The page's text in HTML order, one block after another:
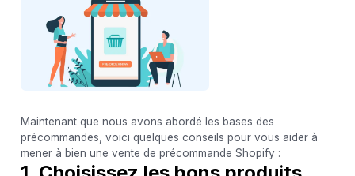
Maintenant que nous avons abordé les bases des
précommandes, voici quelques conseils pour vous aider à
mener à bien une vente de précommande Shopify :